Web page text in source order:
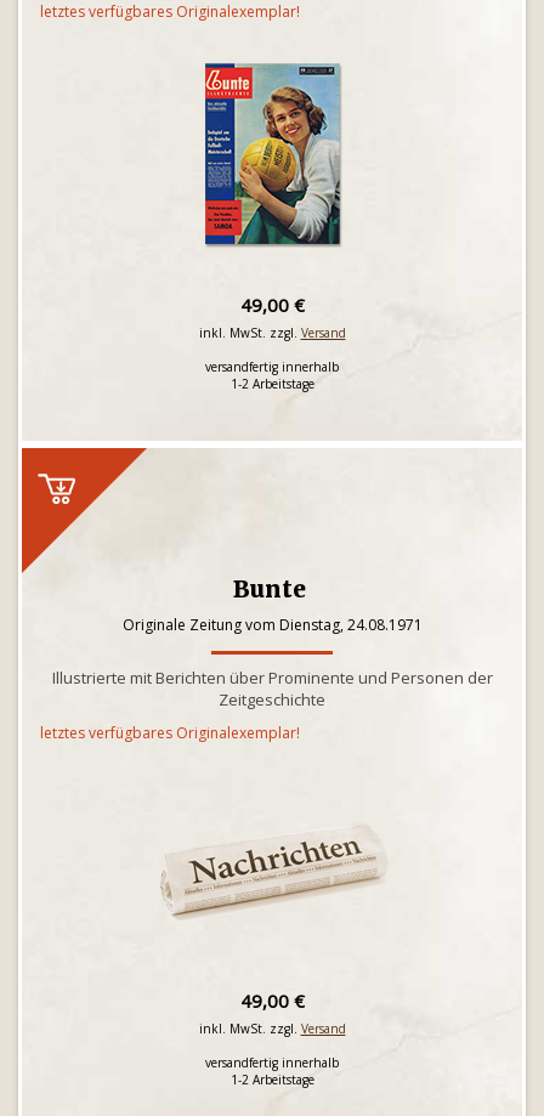
letztes verfügbares Originalexemplar!
49,00 €
inkl. MwSt. zzgl. Versand
versandfertig innerhalb
1-2 Arbeitstage
Bunte
Originale Zeitung vom Dienstag, 24.08.1971
Illustrierte mit Berichten über Prominente und Personen der
Zeitgeschichte
letztes verfügbares Originalexemplar!
49,00 €
inkl. MwSt. zzgl. Versand
versandfertig innerhalb
1-2 Arbeitstage